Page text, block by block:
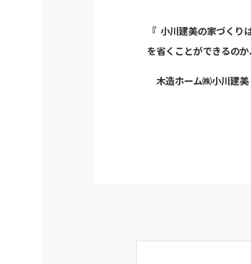
『 小川建美の家づく
を省くことができるの
木造ホーム㈱小川建